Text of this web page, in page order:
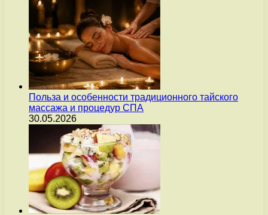
Польза и особенности традиционного тайского
массажа и процедур СПА
30.05.2026